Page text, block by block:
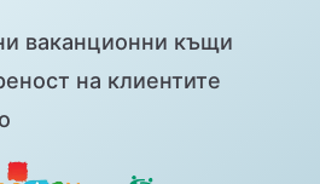
ваканционни къщи
на клиентите